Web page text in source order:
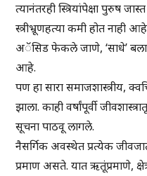
त्यानंतरही स्त्रियांपेक्षा पुरुष
स्त्रीभ्रूणहत्या कमी होत नाही
अॅसिड फेकले जाणे, ‘साधे’
आहे.
पण हा सारा समाजशास्त्रीय,
झाला. काही वर्षांपूर्वी
सूचना पाठवू लागले.
नैसर्गिक अवस्थेत प्रत्येक
प्रमाण असते. यात ऋतूंप्रमाणे,